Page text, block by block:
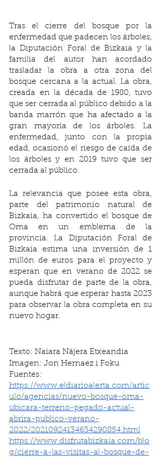
Tras el cierre del bosque por la
enfermedad que padecen los árboles,
la Diputación Foral de Bizkaia y la
familia del autor han acordado
trasladar la obra a otra zona del
bosque cercana a la actual. La obra,
creada en la década de 1980, tuvo
que ser cerrada al público debido a la
banda marrón que ha afectado a la
gran mayoría de los árboles. La
enfermedad, junto con la propia
edad, ocasionó el riesgo de caída de
los árboles y en 2019 tuvo que ser
cerrada al público.
La relevancia que posee esta obra,
parte del patrimonio natural de
Bizkaia, ha convertido el bosque de
Oma en un emblema de la
provincia. La Diputación Foral de
Bizkaia estima una inversión de 1
millón de euros para el proyecto y
esperan que en verano de 2022 se
pueda disfrutar de parte de la obra,
aunque habrá que esperar hasta 2023
para observar la obra completa en su
nuevo hogar.
Texto: Naiara Nájera Etxeandia
Imagen: Jon Hernaez i Foku
Fuentes:
https://www.eldiarioalerta.com/artic
ulo/agencias/nuevo-bosque-oma-
ubicara-terreno-pegado-actual-
abrira-publico-verano-
2022/20210924134634290854.html
https://www.disfrutabizkaia.com/blo
g/cierre-a-las-visitas-al-bosque-de-